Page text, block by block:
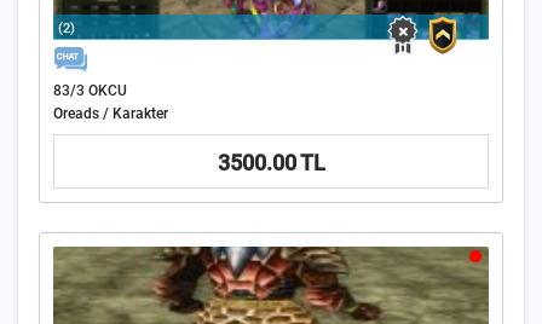
(2)
83/3 OKCU
Oreads / Karakter
3500.00 TL